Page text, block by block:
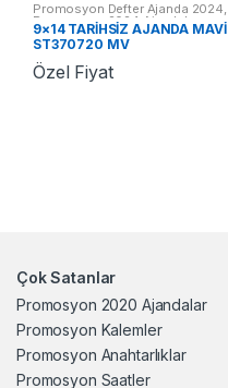
Promosyon Defter Ajanda 2024,
Promosyon 2024 Ajandalar
9×14 TARİHSİZ AJANDA MAVİ
ST370720 MV
Özel Fiyat
Çok Satanlar
Promosyon 2020 Ajandalar
Promosyon Kalemler
Promosyon Anahtarlıklar
Promosyon Saatler